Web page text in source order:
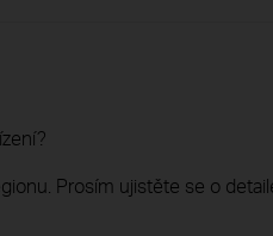
Prosím ujistěte se o